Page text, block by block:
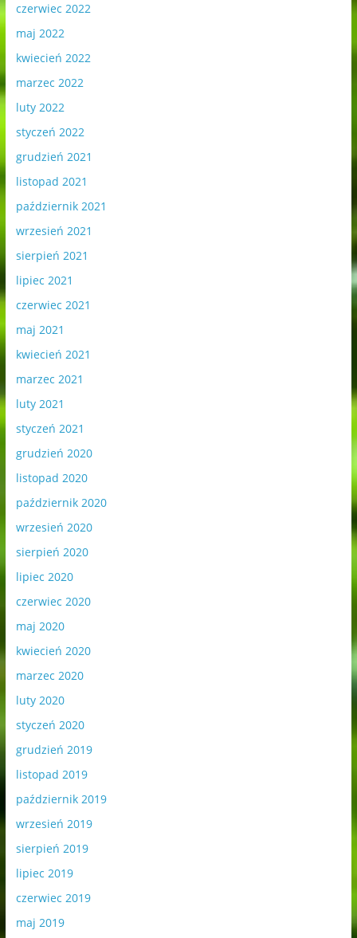
czerwiec 2022
maj 2022
kwiecień 2022
marzec 2022
luty 2022
styczeń 2022
grudzień 2021
listopad 2021
październik 2021
wrzesień 2021
sierpień 2021
lipiec 2021
czerwiec 2021
maj 2021
kwiecień 2021
marzec 2021
luty 2021
styczeń 2021
grudzień 2020
listopad 2020
październik 2020
wrzesień 2020
sierpień 2020
lipiec 2020
czerwiec 2020
maj 2020
kwiecień 2020
marzec 2020
luty 2020
styczeń 2020
grudzień 2019
listopad 2019
październik 2019
wrzesień 2019
sierpień 2019
lipiec 2019
czerwiec 2019
maj 2019